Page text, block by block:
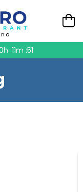
:11m :51